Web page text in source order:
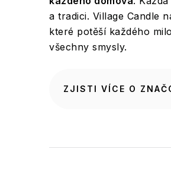
a tradici. Village Candle
které potěší každého
všechny smysly.
ZJISTI VÍCE O